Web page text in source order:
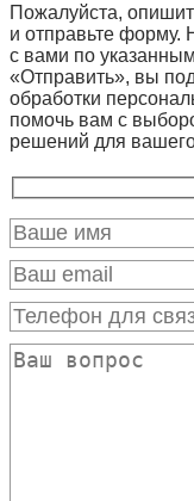
Пожалуйста,
и отправьте форму.
с вами по
«Отправить», вы
обработки
помочь вам с
решений для